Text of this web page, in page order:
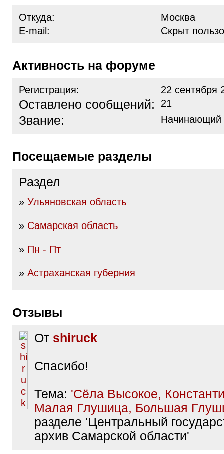
Откуда:
Москва
E-mail:
Скрыт
Активность на форуме
Регистрация: 22 сентября
Оставлено сообщений: 21
Звание: Начинающий
Посещаемые разделы
Раздел
» Ульяновская область
» Самарская область
» Пн - Пт
» Астраханская губерния
Отзывы
От shiruck
Спасибо!
Тема: 'Сёла Высокое,
Малая Глушица, Большая
разделе 'Центральный
архив Самарской области'